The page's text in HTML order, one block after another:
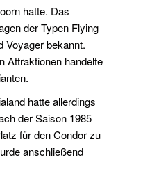
hatte. Das
der Typen Flying
Voyager bekannt.
Attraktionen handelte
hatte allerdings
der Saison 1985
für den Condor zu
anschließend